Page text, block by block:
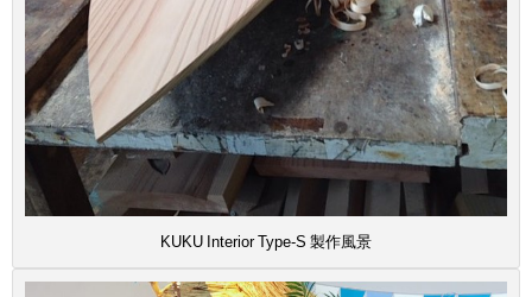
KUKU Interior Type-S 製作風景